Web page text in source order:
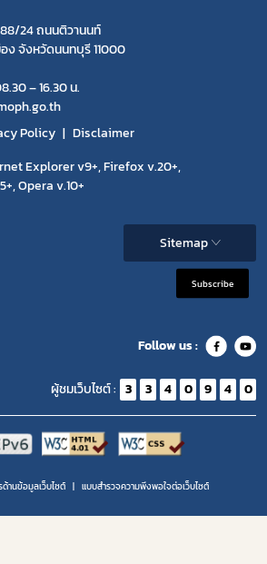
24 ถนนติวานนท์
ง จังหวัดนนทบุรี 11000
– 16.30 น.
Policy
Disclaimer
Explorer v9+, Firefox v.20+,
Opera v.10+
Sitemap
Subscribe
Follow us :
ผู้ชมเว็บไซต์ : 3 3 4 0 9 4 0
ด้านข้อมูลเว็บไซต์ แบบสำรวจความพีงพอใจต่อเว็บไซต์